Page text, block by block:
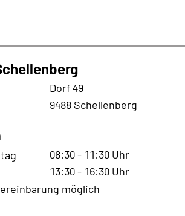
Dorf 49
9488 Schellenberg
08:30- 11:30 Uhr
13:30- 16:30 Uhr
möglich